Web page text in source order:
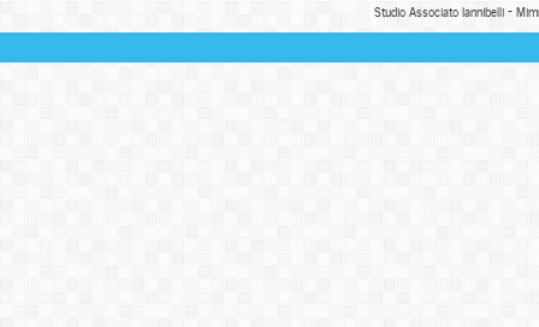
Studio Associato Iannibelli -